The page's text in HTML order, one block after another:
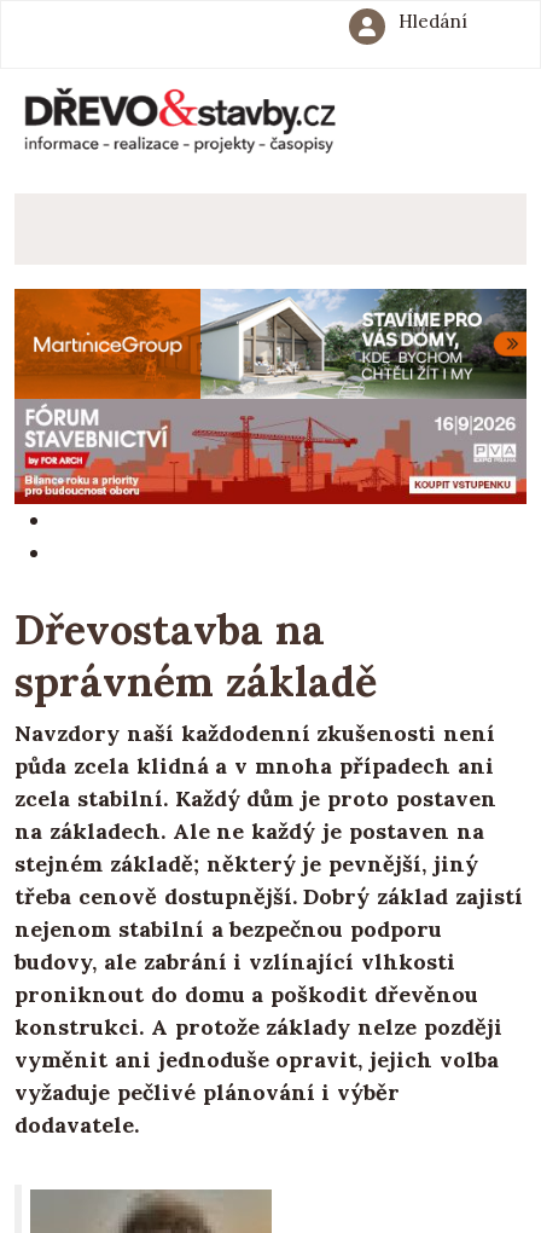
Hledání
Dřevostavba na
správném základě
Navzdory naší každodenní zkušenosti není
půda zcela klidná a v mnoha případech ani
zcela stabilní. Každý dům je proto postaven
na základech. Ale ne každý je postaven na
stejném základě; některý je pevnější, jiný
třeba cenově dostupnější. Dobrý základ zajistí
nejenom stabilní a bezpečnou podporu
budovy, ale zabrání i vzlínající vlhkosti
proniknout do domu a poškodit dřevěnou
konstrukci. A protože základy nelze později
vyměnit ani jednoduše opravit, jejich volba
vyžaduje pečlivé plánování i výběr
dodavatele.